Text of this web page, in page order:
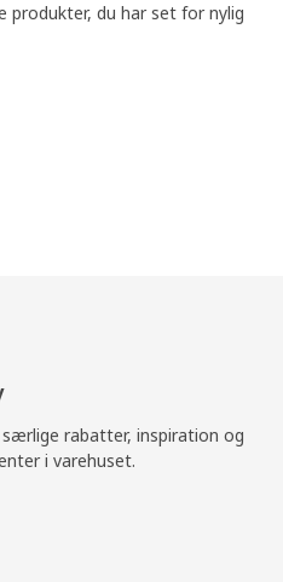
produkter, du har set for nylig
rabatter, inspiration og
i varehuset.